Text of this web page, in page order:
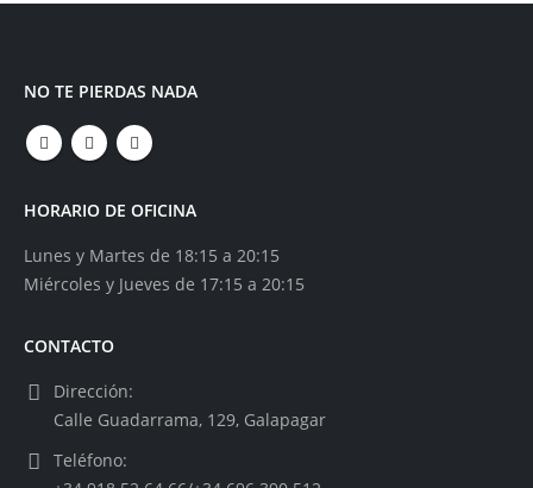
NO TE PIERDAS NADA
HORARIO DE OFICINA
Lunes y Martes de 18:15 a 20:15
Miércoles y Jueves de 17:15 a 20:15
CONTACTO
Dirección:
Calle Guadarrama, 129, Galapagar
Teléfono: